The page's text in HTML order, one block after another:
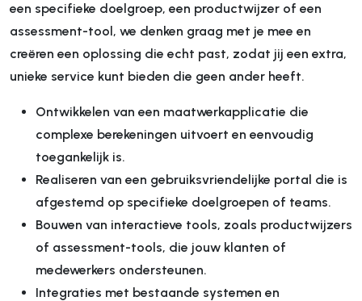
een specifieke doelgroep, een productwijzer of een
assessment-tool, we denken graag met je mee en
creëren een oplossing die echt past, zodat jij een extra,
unieke service kunt bieden die geen ander heeft.
Ontwikkelen van een maatwerkapplicatie die
complexe berekeningen uitvoert en eenvoudig
toegankelijk is.
Realiseren van een gebruiksvriendelijke portal die is
afgestemd op specifieke doelgroepen of teams.
Bouwen van interactieve tools, zoals productwijzers
of assessment-tools, die jouw klanten of
medewerkers ondersteunen.
Integraties met bestaande systemen en